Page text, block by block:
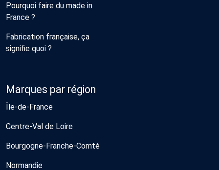
Pourquoi faire du made in
France ?
Fabrication française, ça
signifie quoi ?
Marques par région
Île-de-France
Centre-Val de Loire
Bourgogne-Franche-Comté
Normandie